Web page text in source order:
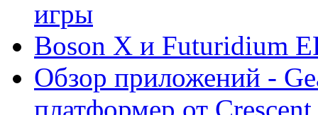
игры
Boson X и Futuridium
Обзор приложений -
платформер от